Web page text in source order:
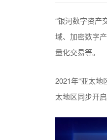
“银河数字资产
域、加密数字
量化交易等。
2021年“亚太
太地区同步开